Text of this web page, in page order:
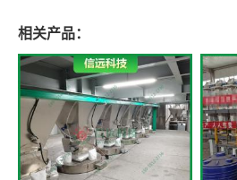
相关产品：